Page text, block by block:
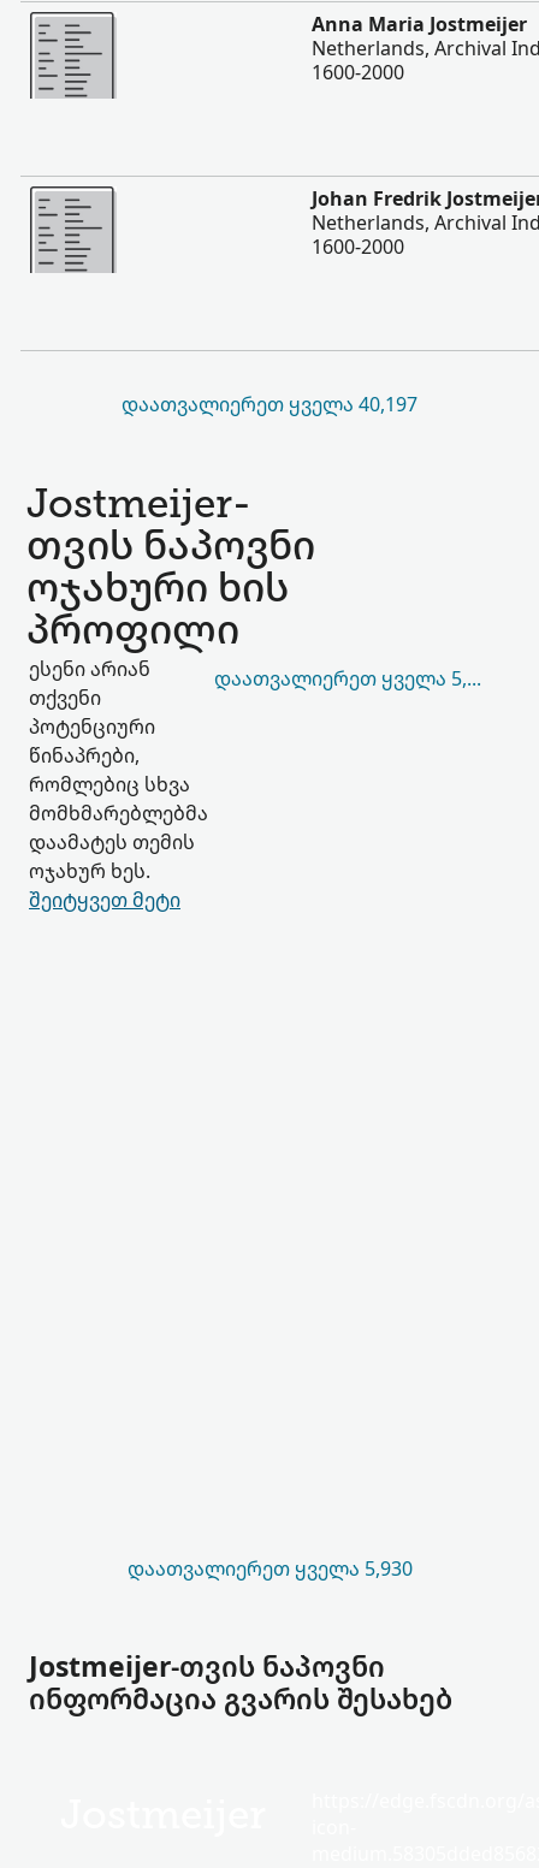
შევიტყოთ მეტი
Anna Maria Jostmeijer
Netherlands, Archival
1600-2000
შევიტყოთ მეტი
Johan Fredrik
Netherlands, Archival
1600-2000
ᲓᲐᲐᲗᲕᲐᲚᲘᲔᲠᲔᲗ ᲧᲕᲔᲚᲐ 40,197
Jostmeijer-
თვის ნაპოვნი
ოჯახური ხის
პროფილი
ესენი არიან
თქვენი
პოტენციური
წინაპრები,
რომლებიც სხვა
მომხმარებლებმა
დაამატეს თემის
ოჯახურ ხეს.
შეიტყვეთ მეტი
ᲓᲐᲐᲗᲕᲐᲚᲘᲔᲠᲔᲗ ᲧᲕᲔᲚᲐ 5,930
ᲓᲐᲐᲗᲕᲐᲚᲘᲔᲠᲔᲗ ᲧᲕᲔᲚᲐ 5,930
Jostmeijer-თვის ნაპოვნი
ინფორმაცია გვარის შესახებ